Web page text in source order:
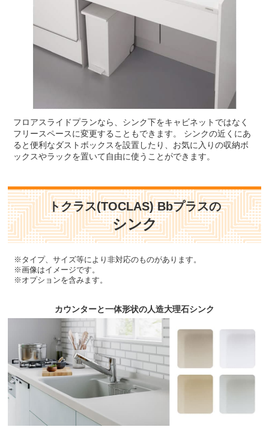
フロアスライドプランなら、シンク下をキャビネットではなく
フリースペースに変更することもできます。 シンクの近くにあ
ると便利なダストボックスを設置したり、お気に入りの収納ボ
ックスやラックを置いて自由に使うことができます。
トクラス(TOCLAS) Bbプラスの
シンク
※タイプ、サイズ等により非対応のものがあります。
※画像はイメージです。
※オプションを含みます。
カウンターと一体形状の人造大理石シンク